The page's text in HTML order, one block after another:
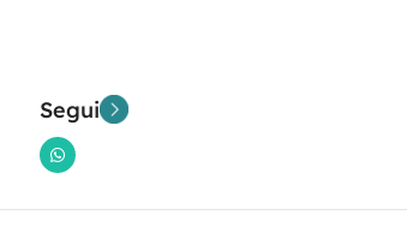
Segui